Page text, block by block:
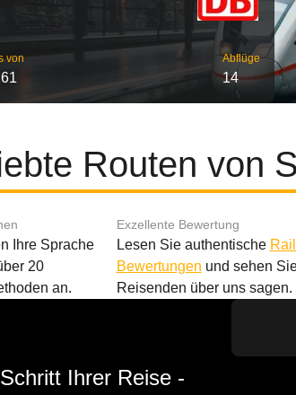
von Abflüge
14
Routen von
Ihre Sprache
20
an.
Exzellente Bewertung
Lesen Sie authentische
Bewertungen und sehen
Reisenden über uns sagen.
Ihrer Reise -